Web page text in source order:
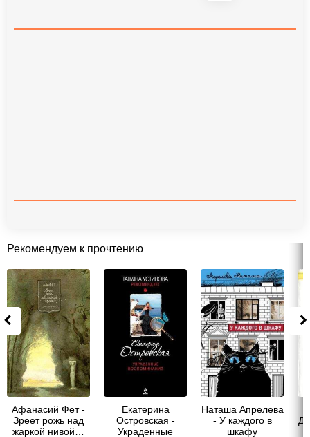
Рекомендуем к прочтению
Афанасий Фет -
Зреет рожь над
жаркой нивой…
Екатерина
Островская -
Украденные
Наташа Апрелева
- У каждого в
шкафу